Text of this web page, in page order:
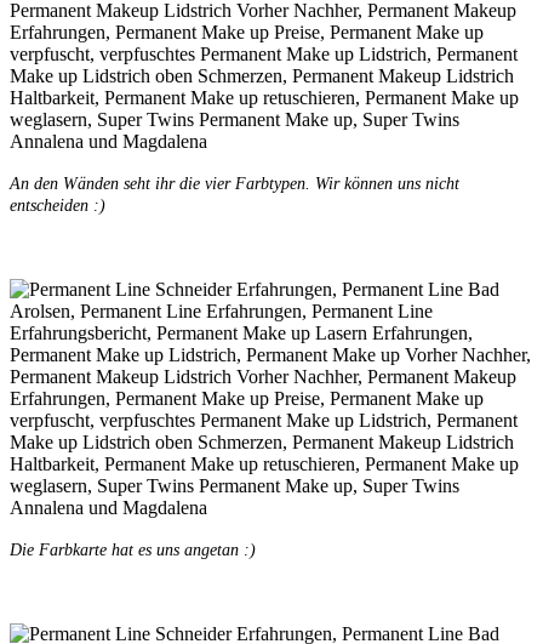
An den Wänden seht ihr die vier Farbtypen. Wir können uns nicht
entscheiden :)
Die Farbkarte hat es uns angetan :)